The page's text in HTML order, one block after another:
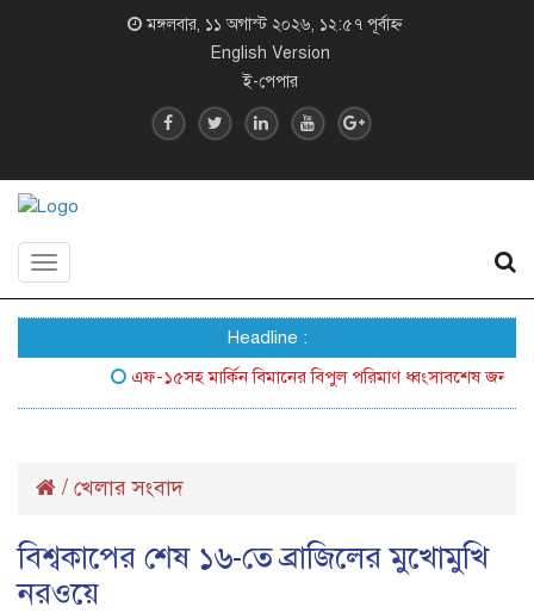
মঙ্গলবার, ১১ অগাস্ট ২০২৬, ১২:৫৭ পূর্বাহ্ন
English Version
ই-পেপার
Toggle
Headline :
এফ-১৫সহ মার্কিন বিমানের বিপুল পরিমাণ ধ্বংসাবশেষ জনসম্মুখে
/ খেলার সংবাদ
বিশ্বকাপের শেষ ১৬-তে ব্রাজিলের মুখোমুখি
নরওয়ে